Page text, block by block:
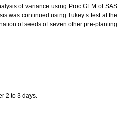
of variance using Proc GLM of SAS
was continued using Tukey’s test at the
of seeds of seven other pre-planting
2 to 3 days.